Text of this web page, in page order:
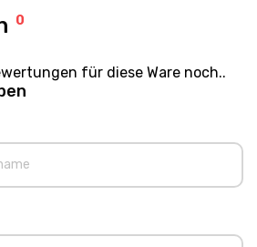
0
für diese Ware noch..